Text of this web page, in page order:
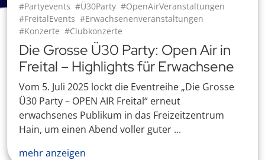
#Partyevents #Ü30Party #OpenAirVeranstaltungen
#FreitalEvents #Erwachsenenveranstaltungen
#Konzerte #Clubkonzerte
Die Grosse Ü30 Party: Open Air in
Freital – Highlights für Erwachsene
Vom 5. Juli 2025 lockt die Eventreihe „Die Grosse
Ü30 Party – OPEN AIR Freital“ erneut
erwachsenes Publikum in das Freizeitzentrum
Hain, um einen Abend voller guter ...
mehr anzeigen